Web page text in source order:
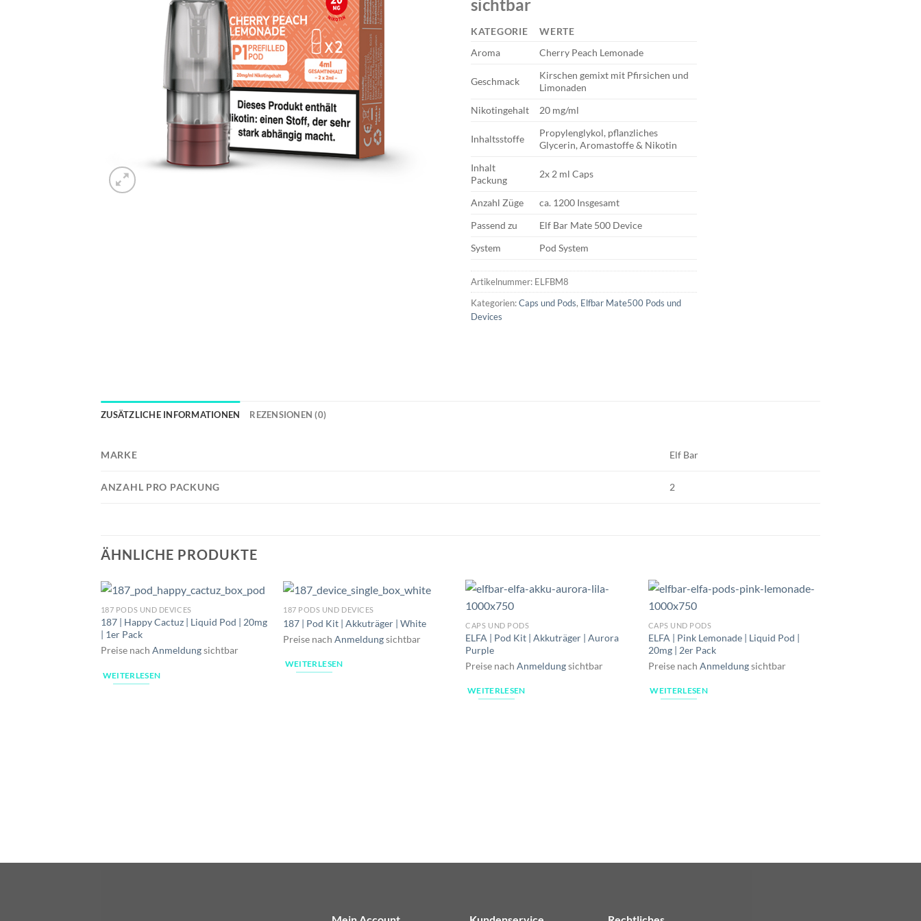
sichtbar
KATEGORIE
WERTE
Aroma
Cherry Peach Lemonade
Geschmack
Kirschen gemixt mit Pfirsichen und
Limonaden
Nikotingehalt
20 mg/ml
Inhaltsstoffe
Propylenglykol, pflanzliches
Glycerin, Aromastoffe & Nikotin
Inhalt
Packung
2x 2 ml Caps
Anzahl Züge
ca. 1200 Insgesamt
Passend zu
Elf Bar Mate 500 Device
System
Pod System
Artikelnummer: ELFBM8
Kategorien:Caps und Pods, Elfbar Mate500 Pods und
Devices
ZUSÄTZLICHE INFORMATIONEN REZENSIONEN (0)
MARKE Elf Bar
ANZAHL PRO PACKUNG 2
ÄHNLICHE PRODUKTE
187 PODS UND DEVICES
187 | Happy Cactuz | Liquid Pod | 20mg
| 1er Pack
Preise nach Anmeldungsichtbar
WEITERLESEN
187 PODS UND DEVICES
187 | Pod Kit | Akkuträger | White
Preise nachAnmeldungsichtbar
WEITERLESEN
CAPS UND PODS
ELFA | Pod Kit | Akkuträger | Aurora
Purple
Preise nachAnmeldungsichtbar
WEITERLESEN
CAPS UND PODS
ELFA | Pink Lemonade | Liquid Pod |
20mg | 2er Pack
Preise nach Anmeldungsichtbar
WEITERLESEN